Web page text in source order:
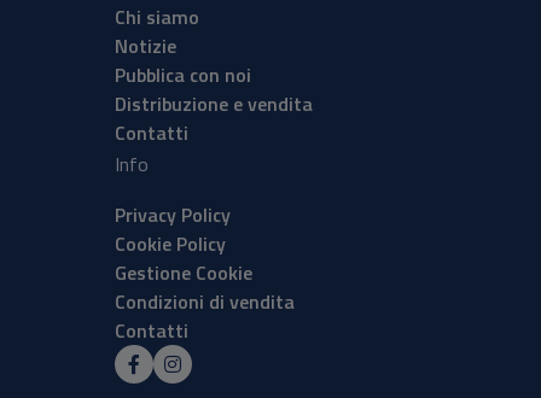
Chi siamo
Notizie
Pubblica con noi
Distribuzione e vendita
Contatti
Info
Privacy Policy
Cookie Policy
Gestione Cookie
Condizioni di vendita
Contatti